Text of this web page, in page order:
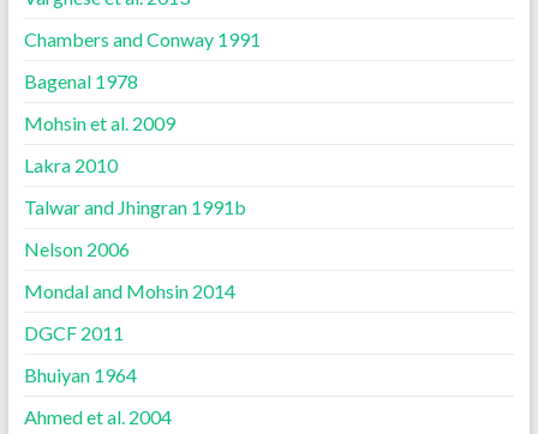
Chambers and Conway 1991
Bagenal 1978
Mohsin et al. 2009
Lakra 2010
Talwar and Jhingran 1991b
Nelson 2006
Mondal and Mohsin 2014
DGCF 2011
Bhuiyan 1964
Ahmed et al. 2004